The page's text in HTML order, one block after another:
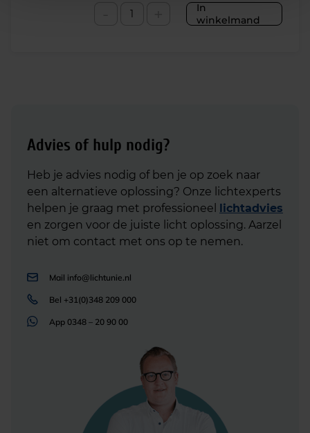
In
winkelmand
Advies of hulp nodig?
Heb je advies nodig of ben je op zoek naar
een alternatieve oplossing? Onze lichtexperts
helpen je graag met professioneel lichtadvies
en zorgen voor de juiste licht oplossing. Aarzel
niet om contact met ons op te nemen.
Mail info@lichtunie.nl
Bel +31(0)348 209 000
App 0348 – 20 90 00